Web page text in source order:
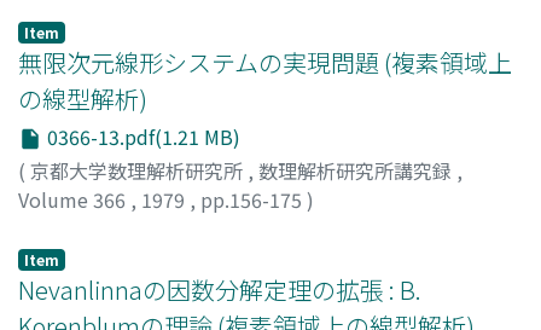
Item
無限次元線形システムの実現問題 (複素領域上
の線型解析)
0366-13.pdf(1.21 MB)
( 京都大学数理解析研究所 , 数理解析研究所講究録 ,
Volume 366 , 1979 , pp.156-175 )
ヤナギハラ, ニロウ
Item
Nevanlinnaの因数分解定理の拡張 : B.